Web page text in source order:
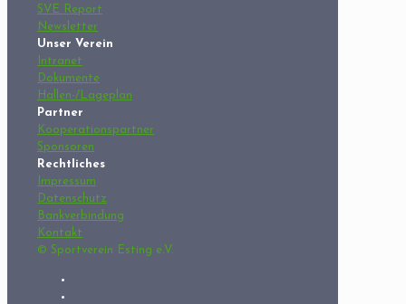
SVE Report
Newsletter
Unser Verein
Intranet
Dokumente
Hallen-/Lageplan
Partner
Kooperationspartner
Sponsoren
Rechtliches
Impressum
Datenschutz
Bankverbindung
Kontakt
© Sportverein Esting e.V.